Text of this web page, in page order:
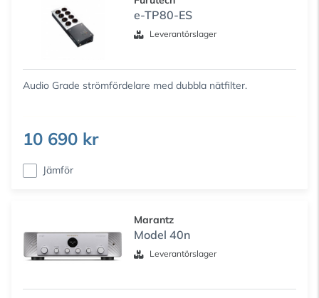
e-TP80-ES
Leverantörslager
Audio Grade strömfördelare med dubbla nätfilter.
10 690 kr
Jämför
Marantz
Model 40n
Leverantörslager